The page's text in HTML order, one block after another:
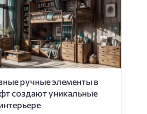
ручные элементы в
создают уникальные